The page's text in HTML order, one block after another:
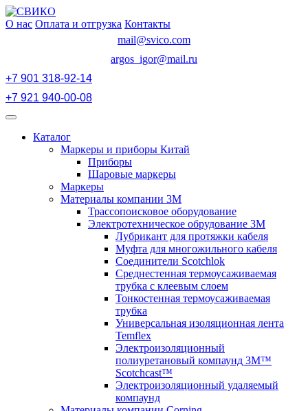
Перейти
к
О нас Оплата и отгрузка Контакты
mail@svico.com
argos_igor@mail.ru
+7 901 318-92-14
+7 921 940-00-08
Открыть
Каталог
Маркеры и приборы Китай
Приборы
Шаровые маркеры
Маркеры
Материалы компании 3М
Трассопоисковое оборудование
Электротехническое обрудование 3М
Лубрикант для протяжки кабеля
Муфта для многожильного кабеля
Соединители Scotchlok
Среднестенная термоусаживаемая
трубка с клеевым слоем
Тонкостенная термоусаживаемая
трубка
Универсальная изоляционная лента
Temflex
Электроизоляционный
полиуретановый компаунд 3M™
Scotchcast™
Электроизоляционный удаляемый
компаунд